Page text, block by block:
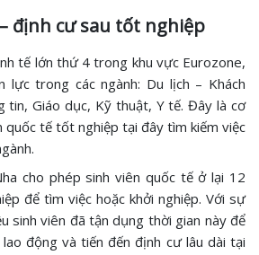
định cư sau tốt nghiệp
tế lớn thứ 4 trong khu vực Eurozone,
lực trong các ngành: Du lịch – Khách
tin, Giáo dục, Kỹ thuật, Y tế. Đây là cơ
quốc tế tốt nghiệp tại đây tìm kiếm việc
cho phép sinh viên quốc tế ở lại 12
để tìm việc hoặc khởi nghiệp. Với sự
sinh viên đã tận dụng thời gian này để
động và tiến đến định cư lâu dài tại